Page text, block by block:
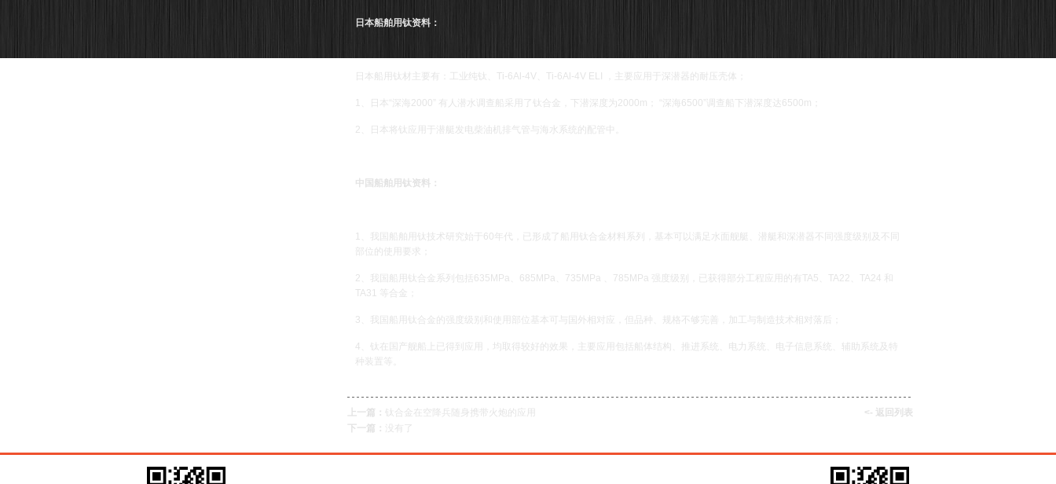
日本船舶用钛资料：
日本船用钛材主要有：工业纯钛、Ti-6Al-4V、Ti-6Al-4V ELI ，主要应用于深潜器的耐压壳体；
1、日本“深海2000” 有人潜水调查船采用了钛合金，下潜深度为2000m； “深海6500”调查船下潜深度达6500m；
2、日本将钛应用于潜艇发电柴油机排气管与海水系统的配管中。
中国船舶用钛资料：
1、我国船舶用钛技术研究始于60年代，已形成了船用钛合金材料系列，基本可以满足水面舰艇、潜艇和深潜器不同强度级别及不同
部位的使用要求；
2、我国船用钛合金系列包括635MPa、685MPa、735MPa 、785MPa 强度级别，已获得部分工程应用的有TA5、TA22、TA24 和
TA31 等合金；
3、我国船用钛合金的强度级别和使用部位基本可与国外相对应，但品种、规格不够完善，加工与制造技术相对落后；
4、钛在国产舰船上已得到应用，均取得较好的效果，主要应用包括船体结构、推进系统、电力系统、电子信息系统、辅助系统及特
种装置等。
上一篇： 钛合金在空降兵随身携带火炮的应用
下一篇： 没有了
<- 返回列表